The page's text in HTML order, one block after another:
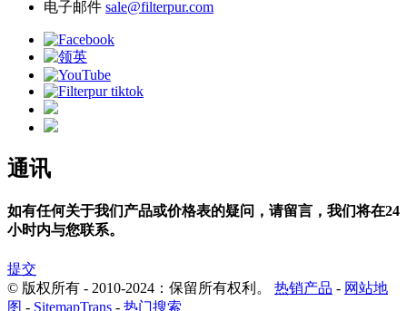
电子邮件 sale@filterpur.com
通讯
如有任何关于我们产品或价格表的疑问，请留言，我们将在24
小时内与您联系。
提交
© 版权所有 - 2010-2024：保留所有权利。 热销产品 - 网站地
图 - SitemapTrans - 热门搜索